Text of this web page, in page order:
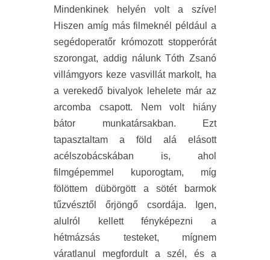
Mindenkinek helyén volt a szíve!
Hiszen amíg más filmeknél például a
segédoperatőr krómozott stopperórát
szorongat, addig nálunk Tóth Zsanó
villámgyors keze vasvillát markolt, ha
a verekedő bivalyok lehelete már az
arcomba csapott. Nem volt hiány
bátor munkatársakban. Ezt
tapasztaltam a föld alá elásott
acélszobácskában is, ahol
filmgépemmel kuporogtam, míg
fölöttem dübörgött a sötét barmok
tűzvésztől őrjöngő csordája. Igen,
alulról kellett fényképezni a
hétmázsás testeket, mígnem
váratlanul megfordult a szél, és a